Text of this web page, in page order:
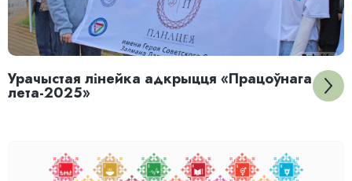
Урачыстая лінейка адкрыцця «Працоўнага
лета-2025»